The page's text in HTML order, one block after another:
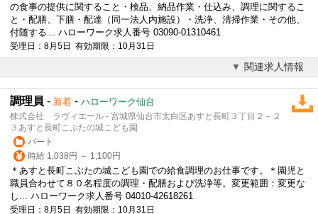
の食事の提供に関すること・検品、納品作業・仕込み、調理に関するこ
と・配膳、下膳・配達（同一法人内施設）・洗浄、清掃作業・その他、
付随する... ハローワーク求人番号 03090-01310461
受理日：8月5日 有効期限：10月31日
関連求人情報
調理員 - 新着 - ハローワーク仙台
株式会社 ラヴィエール - 宮城県仙台市太白区あすと長町３丁目２－２
３あすと長町こぶたの城こども園
パート
時給 1,038円 ～ 1,100円
＊あすと長町こぶたの城こども園での給食調理のお仕事です。＊園児と
職員合わせて８０名程度の調理・配膳および洗浄等。変更範囲：変更な
し... ハローワーク求人番号 04010-42618261
受理日：8月5日 有効期限：10月31日